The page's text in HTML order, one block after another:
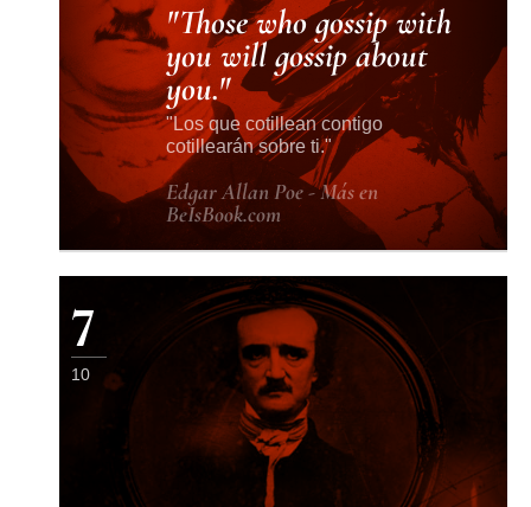
Those who gossip with
you will gossip about
you.
Los que cotillean contigo
cotillearán sobre ti.
Edgar Allan Poe - Más en
BeIsBook.com
7
10